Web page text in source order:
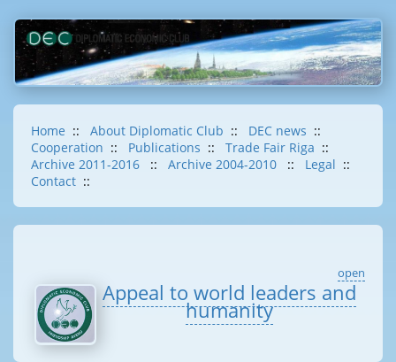
Home :: About Diplomatic Club :: DEC news ::
Cooperation :: Publications :: Trade Fair Riga ::
Archive 2011-2016
:: Archive 2004-2010 :: Legal ::
Contact ::
open
Appeal to world leaders and
humanity